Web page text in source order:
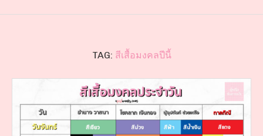
TAG: สีเสื้อมงคลปีนี้